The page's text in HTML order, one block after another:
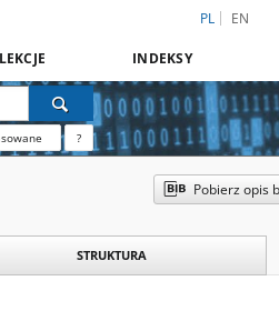
PL EN
INDEKSY
?
Pobierz opis
STRUKTURA